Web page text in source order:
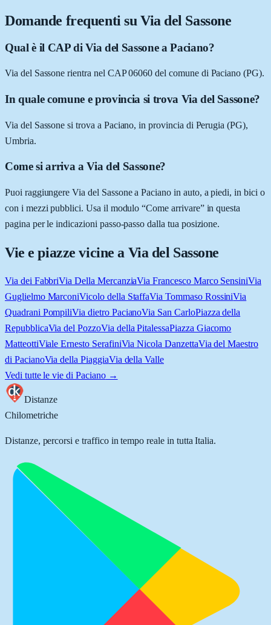
Domande frequenti su Via del Sassone
Qual è il CAP di Via del Sassone a Paciano?
Via del Sassone rientra nel CAP 06060 del comune di Paciano (PG).
In quale comune e provincia si trova Via del Sassone?
Via del Sassone si trova a Paciano, in provincia di Perugia (PG),
Umbria.
Come si arriva a Via del Sassone?
Puoi raggiungere Via del Sassone a Paciano in auto, a piedi, in bici o
con i mezzi pubblici. Usa il modulo “Come arrivare” in questa
pagina per le indicazioni passo-passo dalla tua posizione.
Vie e piazze vicine a Via del Sassone
Via dei FabbriVia Della MercanziaVia Francesco Marco SensiniVia
Guglielmo MarconiVicolo della StaffaVia Tommaso RossiniVia
Quadrani PompiliVia dietro PacianoVia San CarloPiazza della
RepubblicaVia del PozzoVia della PitalessaPiazza Giacomo
MatteottiViale Ernesto SerafiniVia Nicola DanzettaVia del Maestro
di PacianoVia della PiaggiaVia della Valle
Vedi tutte le vie di Paciano→
Distanze
Chilometriche
Distanze, percorsi e traffico in tempo reale in tutta Italia.